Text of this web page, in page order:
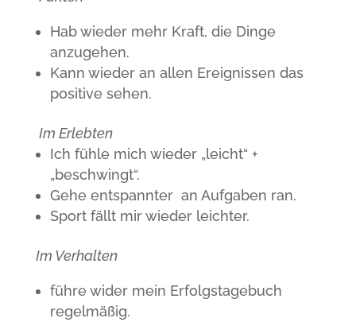
Hab wieder mehr Kraft, die Dinge
anzugehen.
Kann wieder an allen Ereignissen das
positive sehen.
Im Erlebten
Ich fühle mich wieder „leicht“ +
„beschwingt“.
Gehe entspannter an Aufgaben ran.
Sport fällt mir wieder leichter.
Im Verhalten
führe wider mein Erfolgstagebuch
regelmäßig.